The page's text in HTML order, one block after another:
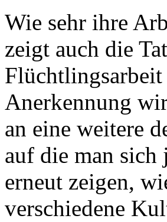
Wie sehr ihre
zeigt auch die
Flüchtlingsarbeit
Anerkennung
an eine weitere
auf die man sich
erneut zeigen,
verschiedene